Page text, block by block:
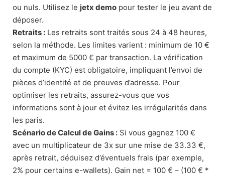
ou nuls. Utilisez le jetx demo pour tester le jeu avant de
déposer.
Retraits : Les retraits sont traités sous 24 à 48 heures,
selon la méthode. Les limites varient : minimum de 10 €
et maximum de 5000 € par transaction. La vérification
du compte (KYC) est obligatoire, impliquant l’envoi de
pièces d’identité et de preuves d’adresse. Pour
optimiser les retraits, assurez-vous que vos
informations sont à jour et évitez les irrégularités dans
les paris.
Scénario de Calcul de Gains : Si vous gagnez 100 €
avec un multiplicateur de 3x sur une mise de 33.33 €,
après retrait, déduisez d’éventuels frais (par exemple,
2% pour certains e-wallets). Gain net = 100 € – (100 € *